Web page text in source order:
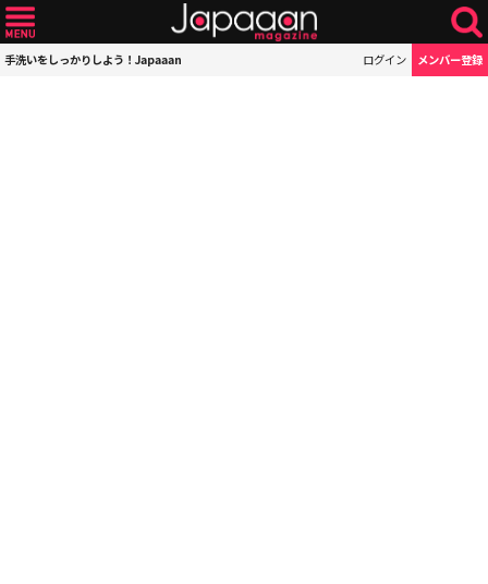
手洗いをしっかりしよう！Japaaan ログイン メンバー登録